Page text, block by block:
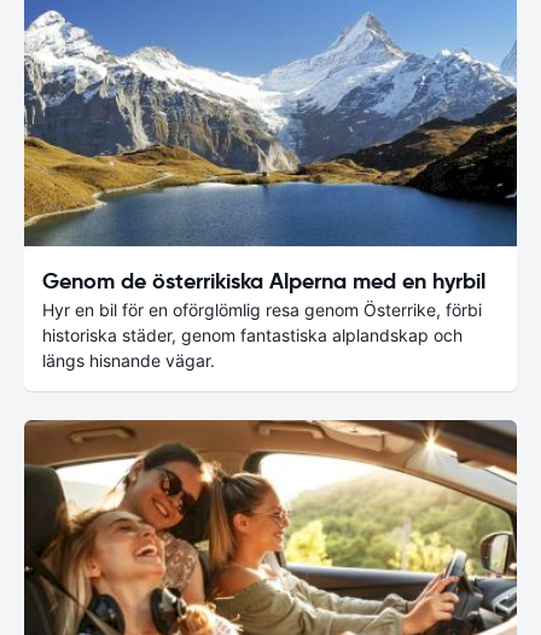
Genom de österrikiska Alperna med en hyrbil
Hyr en bil för en oförglömlig resa genom Österrike, förbi
historiska städer, genom fantastiska alplandskap och
längs hisnande vägar.